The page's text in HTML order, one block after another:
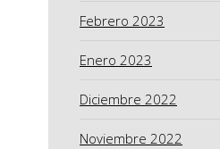
Febrero 2023
Enero 2023
Diciembre 2022
Noviembre 2022